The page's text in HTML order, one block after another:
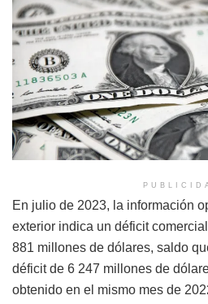
En julio de 2023, la información
exterior indica un déficit
881 millones de dólares, saldo
déficit de 6 247 millones de
obtenido en el mismo mes de